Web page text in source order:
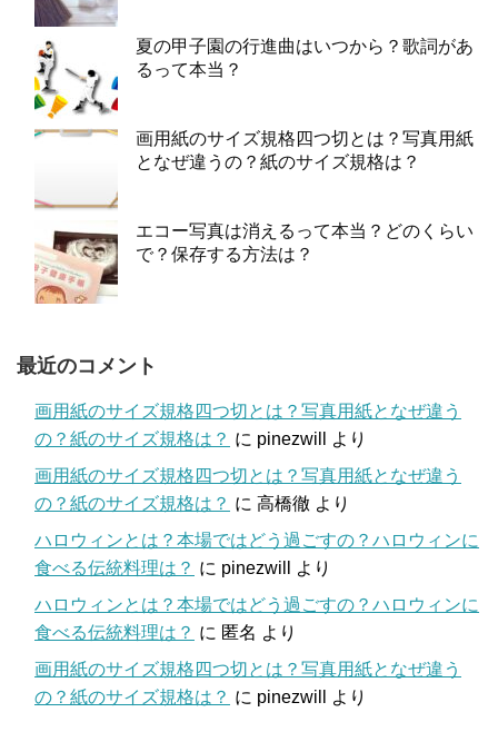
夏の甲子園の行進曲はいつから？歌詞があ
るって本当？
画用紙のサイズ規格四つ切とは？写真用紙
となぜ違うの？紙のサイズ規格は？
エコー写真は消えるって本当？どのくらい
で？保存する方法は？
最近のコメント
画用紙のサイズ規格四つ切とは？写真用紙となぜ違う
の？紙のサイズ規格は？ に pinezwill
より
画用紙のサイズ規格四つ切とは？写真用紙となぜ違う
の？紙のサイズ規格は？ に 高橋徹 より
ハロウィンとは？本場ではどう過ごすの？ハロウィンに
食べる伝統料理は？ に pinezwill
より
ハロウィンとは？本場ではどう過ごすの？ハロウィンに
食べる伝統料理は？ に 匿名 より
画用紙のサイズ規格四つ切とは？写真用紙となぜ違う
の？紙のサイズ規格は？ に pinezwill より